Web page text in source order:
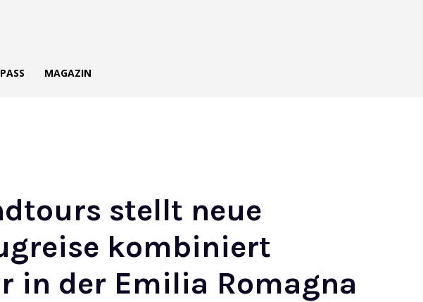
MAGAZIN
stellt neue
kombiniert
der Emilia Romagna